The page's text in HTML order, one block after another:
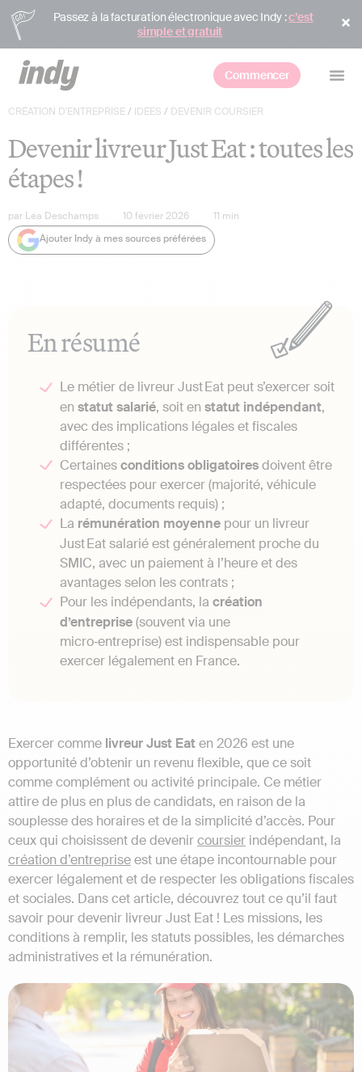
Passez à la facturation électronique avec Indy :c’est
simple et gratuit
Commencer
CRÉATION D'ENTREPRISE/ IDÉES / DEVENIR COURSIER
Devenir livreur Just Eat : toutes les
étapes !
par Léa Deschamps 10 février 2026 11 min
Ajouter Indy à mes sources préférées
En résumé
Le métier de livreur Just Eat peut s’exercer soit
en statut salarié, soit en statut indépendant,
avec des implications légales et fiscales
différentes ;
Certainesconditions obligatoiresdoivent être
respectées pour exercer (majorité, véhicule
adapté, documents requis) ;
La rémunération moyenne pour un livreur
Just Eat salarié est généralement proche du
SMIC, avec un paiement à l’heure et des
avantages selon les contrats ;
Pour les indépendants, la création
d’entreprise(souvent via une
micro‑entreprise) est indispensable pour
exercer légalement en France.
Exercer comme livreur Just Eaten 2026 est une
opportunité d’obtenir un revenu flexible, que ce soit
comme complément ou activité principale. Ce métier
attire de plus en plus de candidats, en raison de la
souplesse des horaires et de la simplicité d’accès. Pour
ceux qui choisissent de devenircoursier indépendant, la
création d’entrepriseest une étape incontournable pour
exercer légalement et de respecter les obligations fiscales
et sociales. Dans cet article, découvrez tout ce qu’il faut
savoir pour devenir livreur Just Eat ! Les missions, les
conditions à remplir, les statuts possibles, les démarches
administratives et la rémunération.